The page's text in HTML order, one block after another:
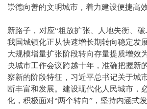
崇德向善的文明城市，着力建设便捷高
新路子，对应“粗放扩张、人地失衡、破
我国城镇化正从快速增长期转向稳定发
大规模增量扩张阶段转向存量提质增效
央城市工作会议跨越十年，准确把握新
察新的阶段特征，习近平总书记关于城
断丰富和发展。建设现代化人民城市，
化，积极面对“两个转向”，坚持内涵式发